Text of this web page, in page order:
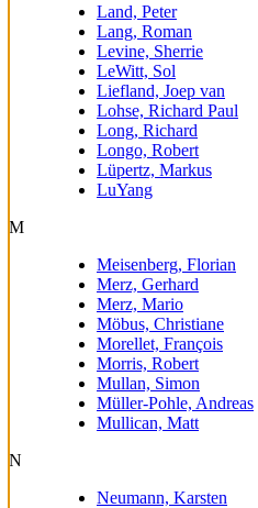
Land, Peter
Lang, Roman
Levine, Sherrie
LeWitt, Sol
Liefland, Joep van
Lohse, Richard Paul
Long, Richard
Longo, Robert
Lüpertz, Markus
LuYang
M
Meisenberg, Florian
Merz, Gerhard
Merz, Mario
Möbus, Christiane
Morellet, François
Morris, Robert
Mullan, Simon
Müller-Pohle, Andreas
Mullican, Matt
N
Neumann, Karsten